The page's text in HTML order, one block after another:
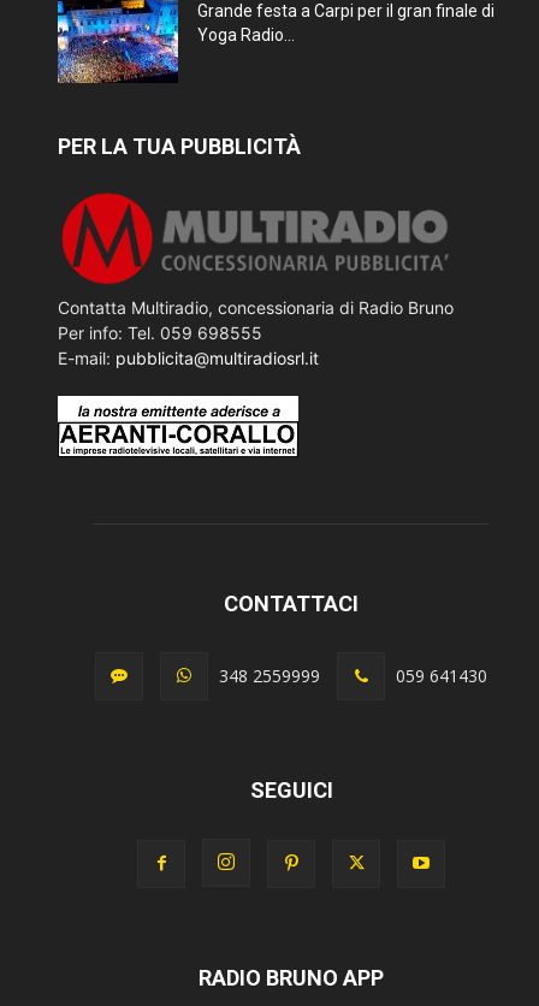
Grande festa a Carpi per il gran finale di
Yoga Radio...
PER LA TUA PUBBLICITÀ
Contatta Multiradio, concessionaria di Radio Bruno
Per info: Tel. 059 698555
E-mail: pubblicita@multiradiosrl.it
CONTATTACI
348 2559999 059 641430
SEGUICI
RADIO BRUNO APP